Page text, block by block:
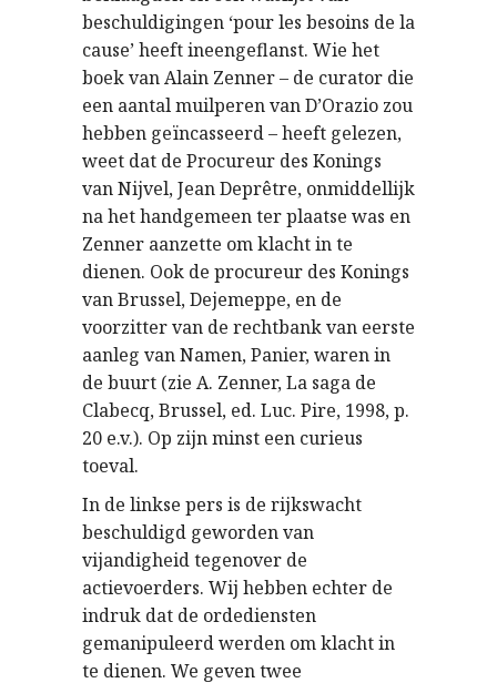
beschuldigingen ‘pour les besoins de la
cause’ heeft ineengeflanst. Wie het
boek van Alain Zenner – de curator die
een aantal muilperen van D’Orazio zou
hebben geïncasseerd – heeft gelezen,
weet dat de Procureur des Konings
van Nijvel, Jean Deprêtre, onmiddellijk
na het handgemeen ter plaatse was en
Zenner aanzette om klacht in te
dienen. Ook de procureur des Konings
van Brussel, Dejemeppe, en de
voorzitter van de rechtbank van eerste
aanleg van Namen, Panier, waren in
de buurt (zie A. Zenner, La saga de
Clabecq, Brussel, ed. Luc. Pire, 1998, p.
20 e.v.). Op zijn minst een curieus
toeval.
In de linkse pers is de rijkswacht
beschuldigd geworden van
vijandigheid tegenover de
actievoerders. Wij hebben echter de
indruk dat de ordediensten
gemanipuleerd werden om klacht in
te dienen. We geven twee